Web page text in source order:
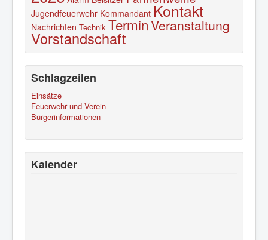
Jugendfeuerwehr Kommandant Kontakt
Nachrichten Technik TerminVeranstaltung
Vorstandschaft
Schlagzeilen
Einsätze
Feuerwehr und Verein
Bürgerinformationen
Kalender